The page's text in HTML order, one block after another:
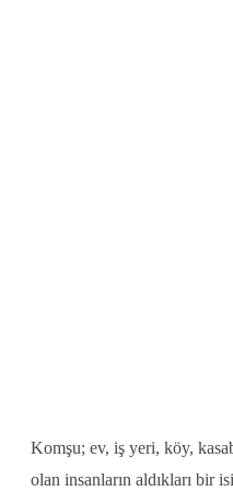
Komşu; ev, iş yeri, köy,
olan insanların aldıkları bir